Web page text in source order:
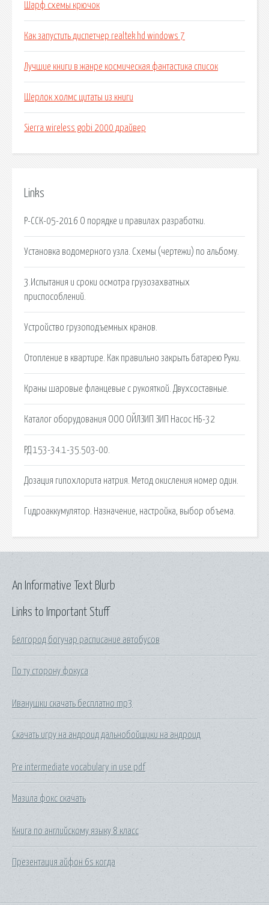
Шарф схемы крючок
Как запустить диспетчер realtek hd windows 7
Лучшие книги в жанре космическая фантастика список
Шерлок холмс цитаты из книги
Sierra wireless gobi 2000 драйвер
Links
Р-ССК-05-2016 О порядке и правилах разработки.
Установка водомерного узла. Схемы (чертежи) по альбому.
3.Испытания и сроки осмотра грузозахватных
приспособлений.
Устройство грузоподъемных кранов.
Отопление в квартире. Как правильно закрыть батарею Руки.
Краны шаровые фланцевые с рукояткой. Двухсоставные.
Каталог оборудования ООО ОЙЛЗИП ЗИП Насос НБ-32
РД 153-34.1-35.503-00.
Дозация гипохлорита натрия. Метод окисления номер один.
Гидроаккумулятор. Назначение, настройка, выбор объема.
Links to Important Stuff
Белгород богучар расписание автобусов
По ту сторону фокуса
Иванушки скачать бесплатно mp3
Скачать игру на андроид дальнобойщики на андроид
Pre intermediate vocabulary in use pdf
Мазила фокс скачать
Книга по английскому языку 8 класс
Презентация айфон 6s когда
An Informative Text Blurb